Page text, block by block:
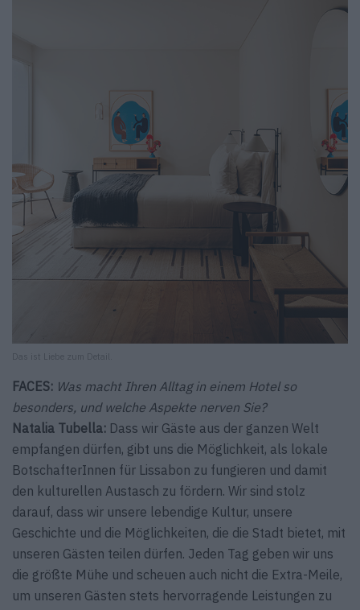
Das ist Liebe zum Detail.
FACES: Was macht Ihren Alltag in einem Hotel so
besonders, und welche Aspekte nerven Sie?
Natalia Tubella: Dass wir Gäste aus der ganzen Welt
empfangen dürfen, gibt uns die Möglichkeit, als lokale
BotschafterInnen für Lissabon zu fungieren und damit
den kulturellen Austasch zu fördern. Wir sind stolz
darauf, dass wir unsere lebendige Kultur, unsere
Geschichte und die Möglichkeiten, die die Stadt bietet, mit
unseren Gästen teilen dürfen. Jeden Tag geben wir uns
die größte Mühe und scheuen auch nicht die Extra-Meile,
um unseren Gästen stets hervorragende Leistungen zu